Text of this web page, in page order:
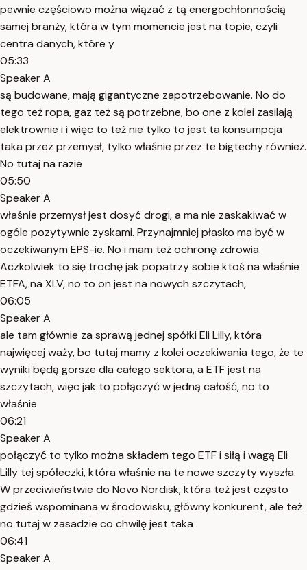
pewnie częściowo można wiązać z tą energochłonnością
samej branży, która w tym momencie jest na topie, czyli
centra danych, które y
05:33
Speaker A
są budowane, mają gigantyczne zapotrzebowanie. No do
tego też ropa, gaz też są potrzebne, bo one z kolei zasilają
elektrownie i i więc to też nie tylko to jest ta konsumpcja
taka przez przemysł, tylko właśnie przez te bigtechy również.
No tutaj na razie
05:50
Speaker A
właśnie przemysł jest dosyć drogi, a ma nie zaskakiwać w
ogóle pozytywnie zyskami. Przynajmniej płasko ma być w
oczekiwanym EPS-ie. No i mam też ochronę zdrowia.
Aczkolwiek to się trochę jak popatrzy sobie ktoś na właśnie
ETFA, na XLV, no to on jest na nowych szczytach,
06:05
Speaker A
ale tam głównie za sprawą jednej spółki Eli Lilly, która
najwięcej waży, bo tutaj mamy z kolei oczekiwania tego, że te
wyniki będą gorsze dla całego sektora, a ETF jest na
szczytach, więc jak to połączyć w jedną całość, no to
właśnie
06:21
Speaker A
połączyć to tylko można składem tego ETF i siłą i wagą Eli
Lilly tej spółeczki, która właśnie na te nowe szczyty wyszła.
W przeciwieństwie do Novo Nordisk, która też jest często
gdzieś wspominana w środowisku, główny konkurent, ale też
no tutaj w zasadzie co chwilę jest taka
06:41
Speaker A